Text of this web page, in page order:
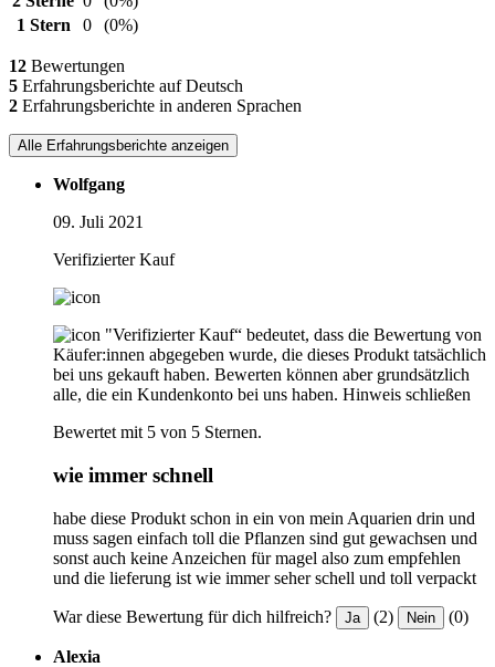
1 Stern
0 (0%)
12 Bewertungen
5 Erfahrungsberichte auf Deutsch
2 Erfahrungsberichte in anderen Sprachen
Alle Erfahrungsberichte anzeigen
Wolfgang
09. Juli 2021
Verifizierter Kauf
"Verifizierter Kauf“ bedeutet, dass die Bewertung von
Käufer:innen abgegeben wurde, die dieses Produkt tatsächlich
bei uns gekauft haben. Bewerten können aber grundsätzlich
alle, die ein Kundenkonto bei uns haben. Hinweis schließen
Bewertet mit 5 von 5 Sternen.
wie immer schnell
habe diese Produkt schon in ein von mein Aquarien drin und
muss sagen einfach toll die Pflanzen sind gut gewachsen und
sonst auch keine Anzeichen für magel also zum empfehlen
und die lieferung ist wie immer seher schell und toll verpackt
War diese Bewertung für dich hilfreich? Ja (2) Nein (0)
Alexia